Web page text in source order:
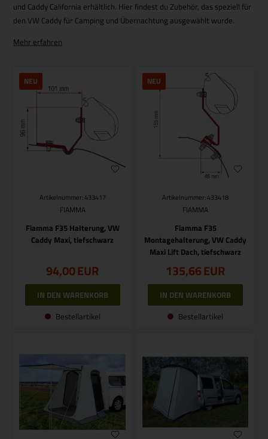
und Caddy California erhältlich. Hier findest du Zubehör, das speziell für
den VW Caddy für Camping und Übernachtung ausgewählt wurde.
Mehr erfahren
NEU
Artikelnummer: 433417
FIAMMA
Fiamma F35 Halterung, VW
Caddy Maxi, tiefschwarz
94,00EUR
Bestellartikel
NEU
Artikelnummer: 433418
FIAMMA
Fiamma F35
Montagehalterung, VW Caddy
Maxi Lift Dach, tiefschwarz
135,66EUR
Bestellartikel